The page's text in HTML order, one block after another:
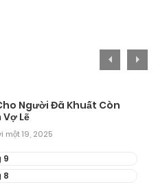
Người Đã Khuất Còn
Lẽ
một 19, 2025
9
8